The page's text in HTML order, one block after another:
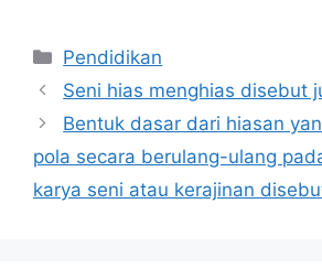
Kategori
Pendidikan
Seni hias menghias disebut
Bentuk dasar dari hiasan
pola secara berulang-ulang
karya seni atau kerajinan